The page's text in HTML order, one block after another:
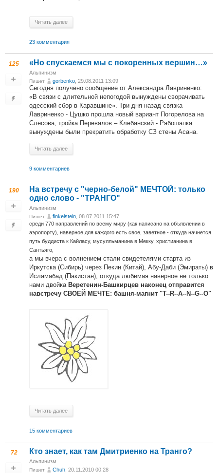
Читать далее
23 комментария
125 «Но спускаемся мы с покоренных вершин…»
Альпинизм
Пишет gorbenko , 29.08.2011 13:09
Сегодня получено сообщение от Александра Лавриненко:
«В связи с длительной непогодой вынуждены сворачивать
одесский сбор в Каравшине». Три дня назад связка
Лавриненко - Цушко прошла новый вариант Погорелова на
Слесова, тройка Перевалов – Клебанский - Рябошапка
вынуждены были прекратить обработку СЗ стены Асана.
Читать далее
9 комментариев
190
На встречу с "черно-белой" МЕЧТОЙ: только
одно слово - "ТРАНГО"
Альпинизм
Пишет finkelstein , 08.07.2011 15:47
среди 770 направлений по всему миру (как написано на объявлении в
аэропорту), наверное для каждого есть свое, заветное - откуда начнется
путь буддиста к Кайласу, мусулльманина в Мекку, христианина в
Сантьяго,
а мы вчера с волнением стали свидетелями старта из
Иркутска (Сибирь) через Пекин (Китай), Абу-Даби (Эмираты) в
Исламабад (Пакистан), откуда любимая наверное не только
нами двойка Веретенин-Башкирцев наконец отправится
навстречу СВОЕЙ МЕЧТЕ: башня-магнит "T--R--A--N--G--O"
Читать далее
15 комментариев
72 Кто знает, как там Дмитриенко на Транго?
Альпинизм
Пишет Chuh , 20.11.2010 00:28